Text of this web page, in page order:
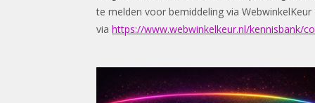
te melden voor bemiddeling via WebwinkelKeur
via https://www.webwinkelkeur.nl/kennisbank/